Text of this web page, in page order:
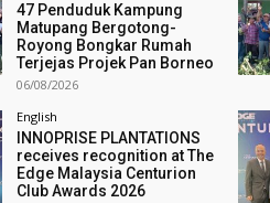
47 Penduduk Kampung
Matupang Bergotong-
Royong Bongkar Rumah
Terjejas Projek Pan Borneo
06/08/2026
English
INNOPRISE PLANTATIONS
receives recognition at The
Edge Malaysia Centurion
Club Awards 2026